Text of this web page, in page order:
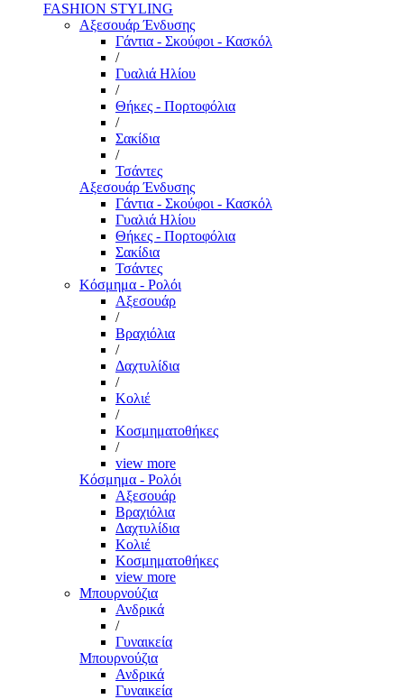
FASHION STYLING
Αξεσουάρ Ένδυσης
Γάντια - Σκούφοι - Κασκόλ
/
Γυαλιά Ηλίου
/
Θήκες - Πορτοφόλια
/
Σακίδια
/
Τσάντες
Αξεσουάρ Ένδυσης
Γάντια - Σκούφοι - Κασκόλ
Γυαλιά Ηλίου
Θήκες - Πορτοφόλια
Σακίδια
Τσάντες
Κόσμημα - Ρολόι
Αξεσουάρ
/
Βραχιόλια
/
Δαχτυλίδια
/
Κολιέ
/
Κοσμηματοθήκες
/
view more
Κόσμημα - Ρολόι
Αξεσουάρ
Βραχιόλια
Δαχτυλίδια
Κολιέ
Κοσμηματοθήκες
view more
Μπουρνούζια
Ανδρικά
/
Γυναικεία
Μπουρνούζια
Ανδρικά
Γυναικεία